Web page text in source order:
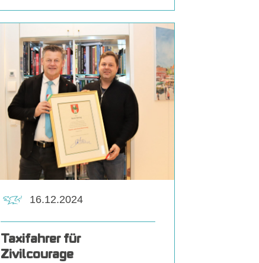
Taxifahrer für
Zivilcourage
16.12.2024